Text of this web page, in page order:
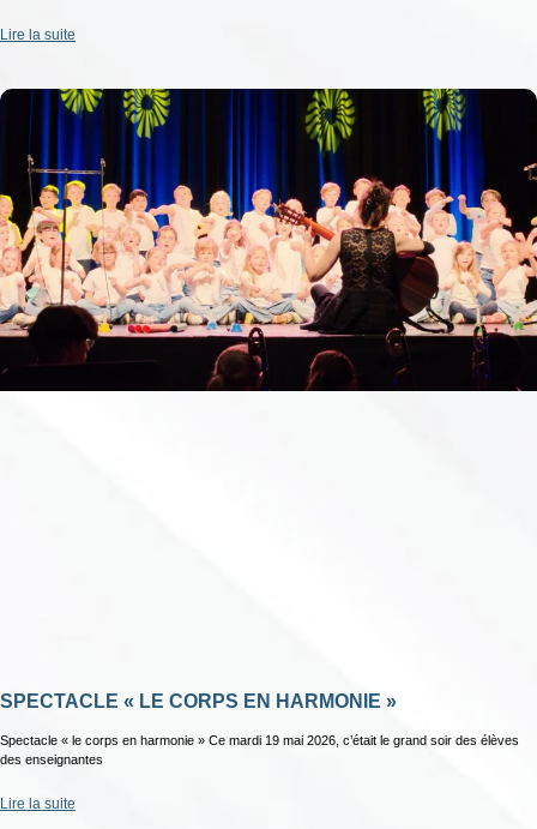
Lire la suite
SPECTACLE « LE CORPS EN HARMONIE »
Spectacle « le corps en harmonie » Ce mardi 19 mai 2026, c’était le grand soir des élèves
des enseignantes
Lire la suite